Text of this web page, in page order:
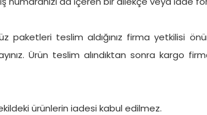
paketleri teslim aldığınız firma yetkilisi
Ürün teslim alındıktan sonra kargo
ürünlerin iadesi kabul edilmez.